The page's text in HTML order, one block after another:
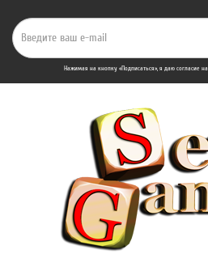
Нажимая на кнопку «Подписаться», я даю cогласие на